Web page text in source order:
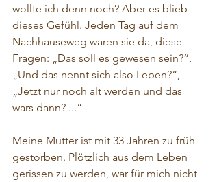
wollte ich denn noch? Aber es blieb
dieses Gefühl. Jeden Tag auf dem
Nachhauseweg waren sie da, diese
Fragen: „Das soll es gewesen sein?“,
„Und das nennt sich also Leben?“,
„Jetzt nur noch alt werden und das
wars dann? ...“
Meine Mutter ist mit 33 Jahren zu früh
gestorben. Plötzlich aus dem Leben
gerissen zu werden, war für mich nicht